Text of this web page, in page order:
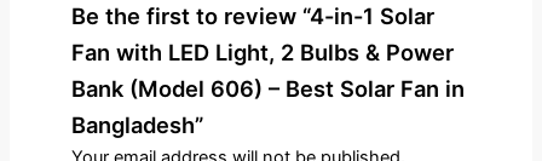
Be the first to review “4-in-1 Solar
Fan with LED Light, 2 Bulbs & Power
Bank (Model 606) – Best Solar Fan in
Bangladesh”